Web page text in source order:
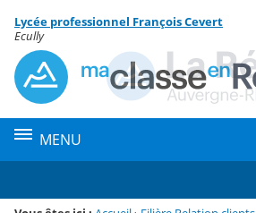
Menu de la rubrique
Contenu
Lycée professionnel François Cevert
Ecully
MENU